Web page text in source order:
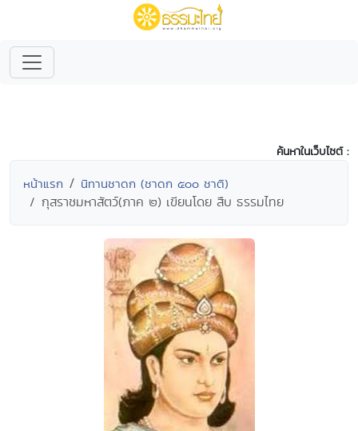
ค้นหาในเว็บไซต์ :
หน้าแรก นิทานชาดก (ชาดก ๕๐๐ ชาติ)
กุสราชมหาสัตว์(ภาค ๒) เขียนโดย สืบ ธรรมไทย